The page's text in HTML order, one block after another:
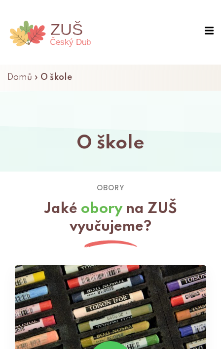
Domů » O škole
O škole
OBORY
Jaké oboryna ZUŠ
vyučujeme?